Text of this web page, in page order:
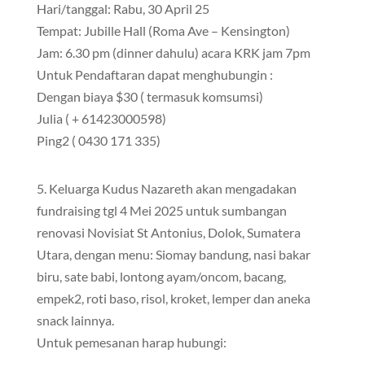
Hari/tanggal: Rabu, 30 April 25
Tempat: Jubille Hall (Roma Ave – Kensington)
Jam: 6.30 pm (dinner dahulu) acara KRK jam 7pm
Untuk Pendaftaran dapat menghubungin :
Dengan biaya $30 ( termasuk komsumsi)
Julia ( + 61423000598)
Ping2 ( 0430 171 335)
5. Keluarga Kudus Nazareth akan mengadakan
fundraising tgl 4 Mei 2025 untuk sumbangan
renovasi Novisiat St Antonius, Dolok, Sumatera
Utara, dengan menu: Siomay bandung, nasi bakar
biru, sate babi, lontong ayam/oncom, bacang,
empek2, roti baso, risol, kroket, lemper dan aneka
snack lainnya.
Untuk pemesanan harap hubungi: